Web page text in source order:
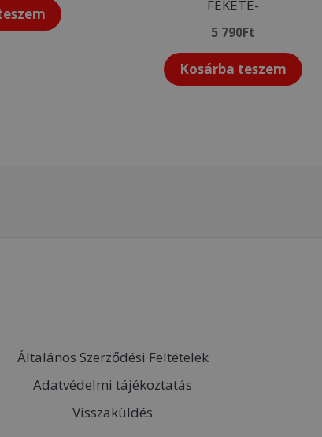
FEKETE-
5 790Ft
Kosárba teszem
Általános Szerződési Feltételek
Adatvédelmi tájékoztatás
Visszaküldés